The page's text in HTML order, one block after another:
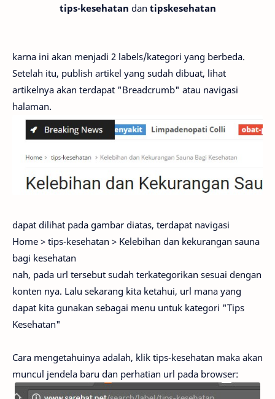
tips-kesehatan dan tipskesehatan
karna ini akan menjadi 2 labels/kategori yang berbeda.
Setelah itu, publish artikel yang sudah dibuat, lihat
artikelnya akan terdapat "Breadcrumb" atau navigasi
halaman.
dapat dilihat pada gambar diatas, terdapat navigasi
Home > tips-kesehatan > Kelebihan dan kekurangan sauna
bagi kesehatan
nah, pada url tersebut sudah terkategorikan sesuai dengan
konten nya. Lalu sekarang kita ketahui, url mana yang
dapat kita gunakan sebagai menu untuk kategori "Tips
Kesehatan"
Cara mengetahuinya adalah, klik tips-kesehatan maka akan
muncul jendela baru dan perhatian url pada browser: